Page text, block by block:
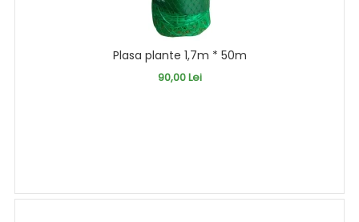
Plasa plante 1,7m * 50m
90,00 Lei